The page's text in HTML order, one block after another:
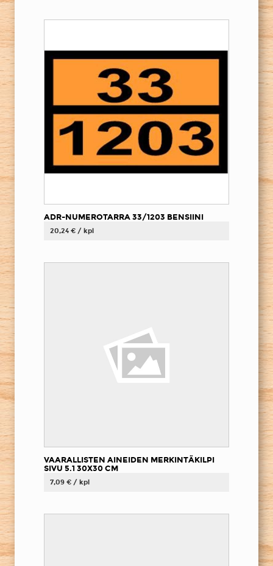
ADR-NUMEROTARRA 33/1203 BENSIINI
20,24 € / kpl
VAARALLISTEN AINEIDEN MERKINTÄKILPI
SIVU 5.1 30X30 CM
7,09 € / kpl